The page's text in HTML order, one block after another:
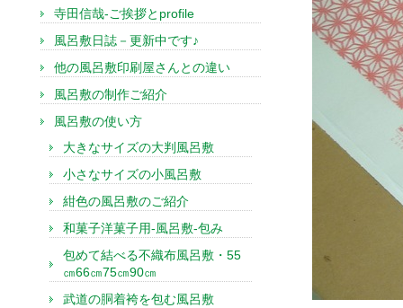
寺田信哉-ご挨拶とprofile
風呂敷日誌－更新中です♪
他の風呂敷印刷屋さんとの違い
風呂敷の制作ご紹介
風呂敷の使い方
大きなサイズの大判風呂敷
小さなサイズの小風呂敷
紺色の風呂敷のご紹介
和菓子洋菓子用-風呂敷-包み
包めて結べる不織布風呂敷・55
㎝66㎝75㎝90㎝
武道の胴着袴を包む風呂敷